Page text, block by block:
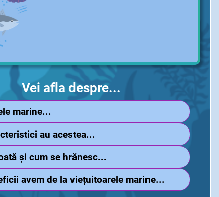
Vei afla despre...
marine...
au acestea...
și cum se hrănesc...
avem de la viețuitoarele marine...